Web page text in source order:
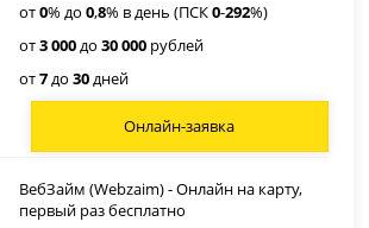
от0% до0,8% в день (ПСК0-292%)
от3 000до30 000 рублей
от7до30дней
Онлайн-заявка
ВебЗайм (Webzaim) - Онлайн на карту,
первый раз бесплатно